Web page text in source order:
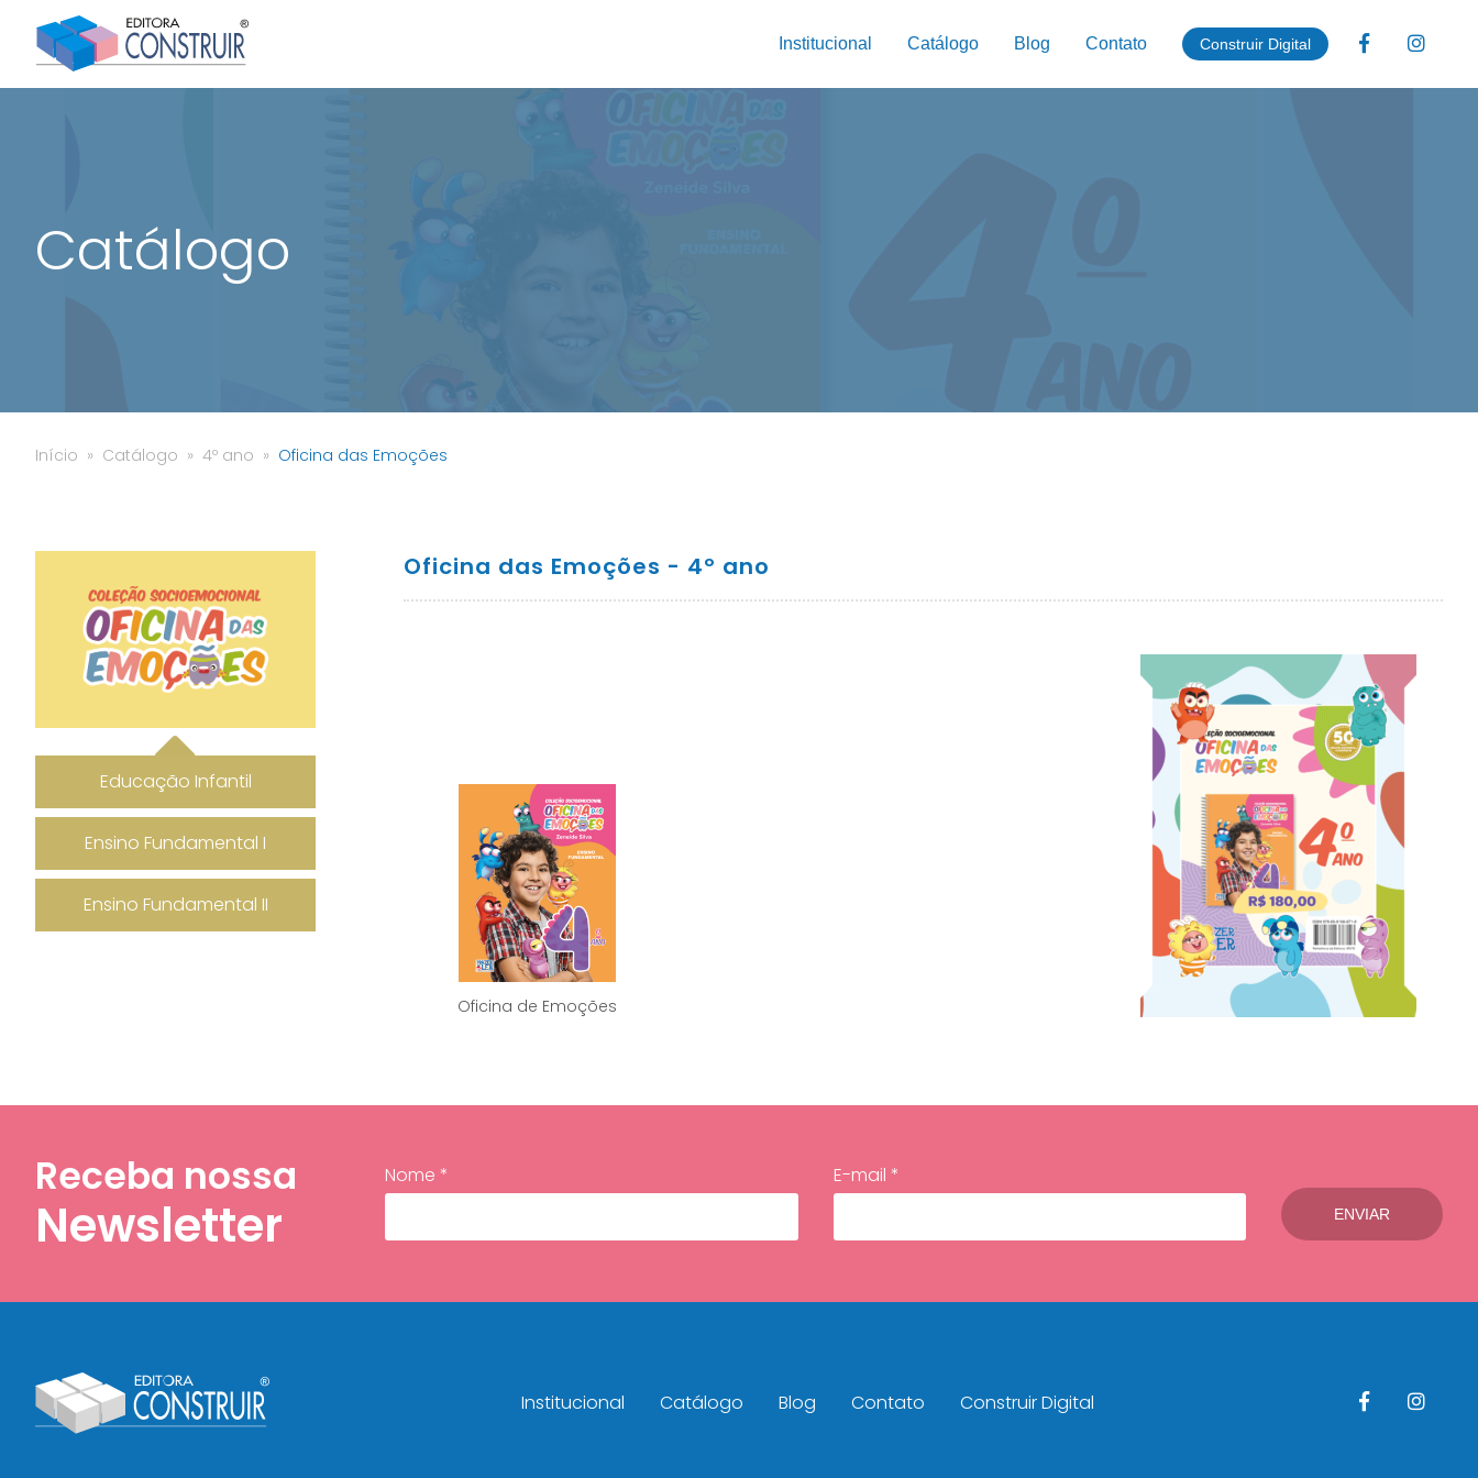
Institucional Catálogo Blog Contato Construir Digital
Catálogo
Início Catálogo 4º ano Oficina das Emoções
Educação Infantil
Ensino Fundamental I
Ensino Fundamental II
Oficina das Emoções - 4º ano
Oficina de Emoções
Receba nossa
Newsletter
Nome * E-mail *
Institucional Catálogo Blog Contato Construir Digital